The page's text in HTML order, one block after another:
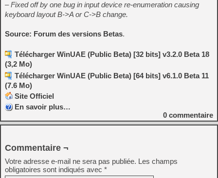
– Fixed off by one bug in input device re-enumeration causing
keyboard layout B->A or C->B change.
Source: Forum des versions Betas.
Télécharger WinUAE (Public Beta) [32 bits] v3.2.0 Beta 18
(3,2 Mo)
Télécharger WinUAE (Public Beta) [64 bits] v6.1.0 Beta 11
(7.6 Mo)
Site Officiel
En savoir plus…
0 commentaire
Commentaire ¬
Votre adresse e-mail ne sera pas publiée. Les champs
obligatoires sont indiqués avec *